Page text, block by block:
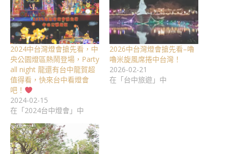
2024中台灣燈會搶先看，中
央公園燈區熱鬧登場，Party
all night 龍還有台中龍賀超
值得看，快來台中看燈會
吧！
2024-02-15
在「2024台中燈會」中
2026中台灣燈會搶先看–嚕
嚕米旋風席捲中台灣！
2026-02-21
在「台中旅遊」中